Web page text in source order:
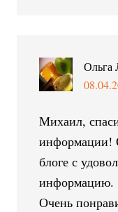
Ольга
Михаил,
информации!
блоге с
информацию.
Очень